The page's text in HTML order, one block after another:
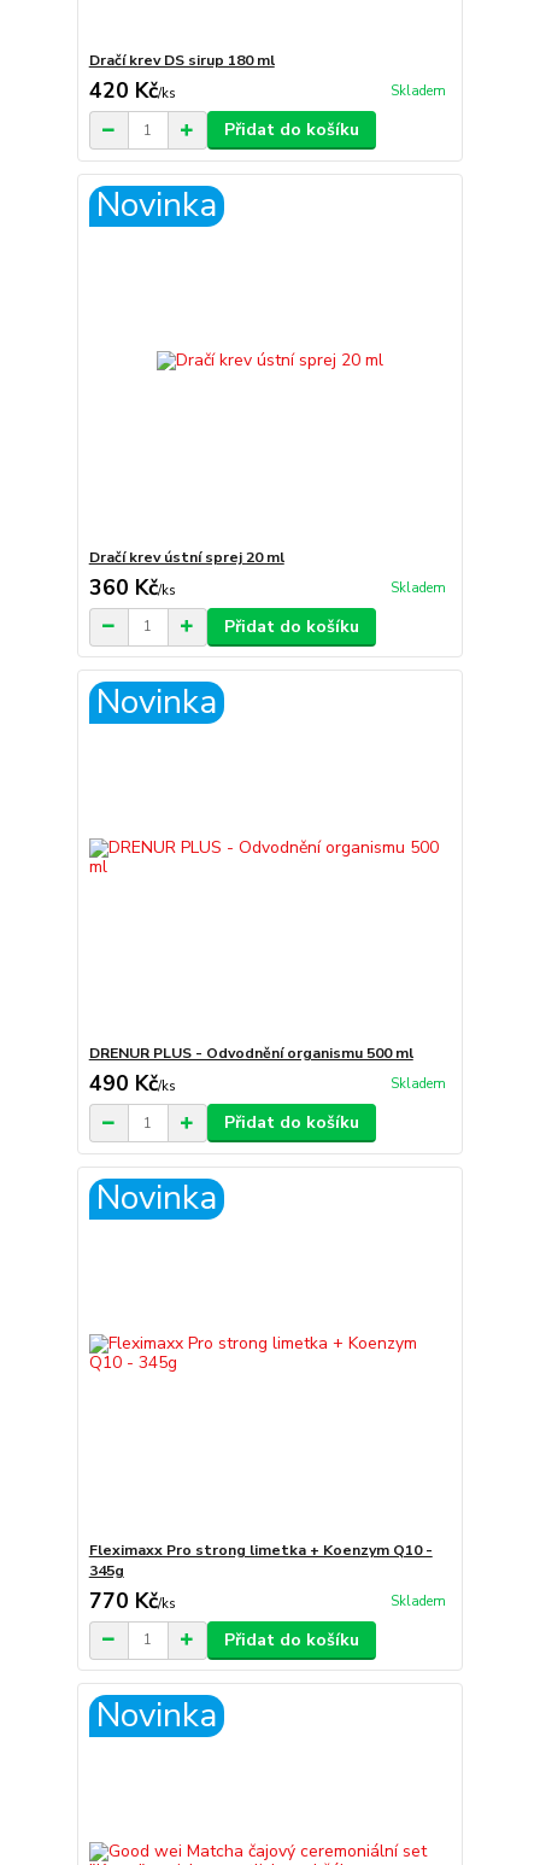
Dračí krev DS sirup 180 ml
420 Kč/ks Skladem
Přidat do košíku
Novinka
Dračí krev ústní sprej 20 ml
360 Kč/ks Skladem
Přidat do košíku
Novinka
DRENUR PLUS - Odvodnění organismu 500 ml
490 Kč/ks Skladem
Přidat do košíku
Novinka
Fleximaxx Pro strong limetka + Koenzym Q10 -
345g
770 Kč/ks Skladem
Přidat do košíku
Novinka